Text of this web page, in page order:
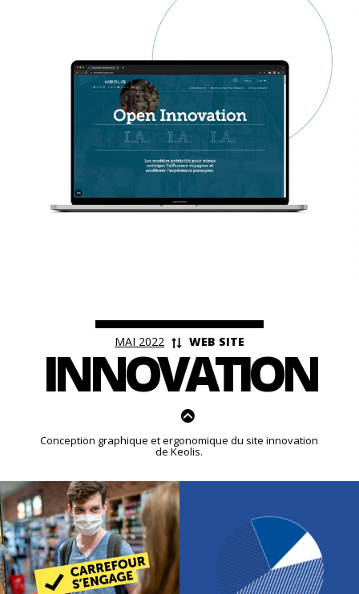
MAI 2022 < WEB SITE
INNOVATION
Conception graphique et ergonomique du site innovation
de Keolis.